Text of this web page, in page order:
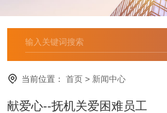
当前位置： 首页 > 新闻中心
献爱心--抚机关爱困难员工